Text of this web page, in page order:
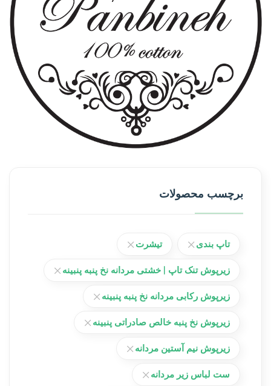
برچسب محصولات
تاپ بندی تیشرت
زیرپوش تنک تاپ | خشتی مردانه نخ پنبه پنبینه
زیرپوش رکابی مردانه نخ پنبه پنبینه
زیرپوش نخ پنبه خالص صادراتی پنبینه
زیرپوش نیم آستین مردانه
ست لباس زیر مردانه